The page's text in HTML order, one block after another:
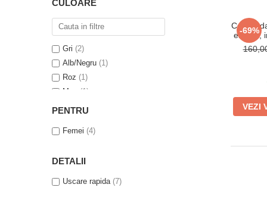
CULOARE
Gri (2)
Alb/Negru (1)
Roz (1)
Mov
(1)
Verde (1)
Negru (1)
PENTRU
Femei (4)
DETALII
Uscare rapida (7)
-69%
Colanti
elastici,
VEZI